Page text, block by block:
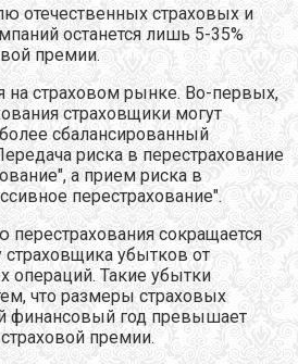
отечественных страховых и
останется лишь 5-35%
премии.
на страховом рынке. Во-первых,
страховщики могут
сбалансированный
риска в перестрахование
а прием риска в
перестрахование".
сокращается
убытков от
операций. Такие убытки
что размеры страховых
финансовый год превышает
премии.